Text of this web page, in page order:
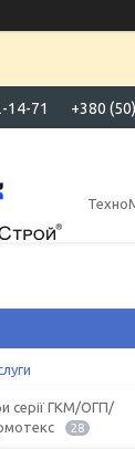
14-71 +380
серії ГКМ/ОГП/
28